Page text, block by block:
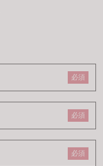
必須
必須
必須